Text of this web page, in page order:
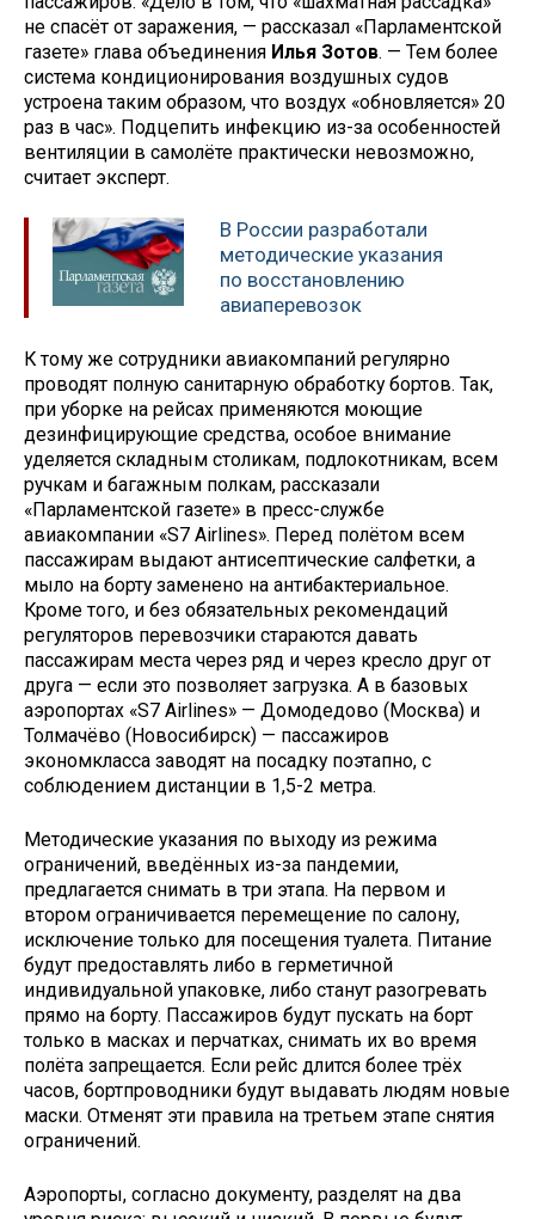
не спасёт от заражения, — рассказал «Парламентской
газете» глава объединения Илья Зотов. — Тем более
система кондиционирования воздушных судов
устроена таким образом, что воздух «обновляется» 20
раз в час». Подцепить инфекцию из-за особенностей
вентиляции в самолёте практически невозможно,
считает эксперт.
В России разработали
методические указания
по восстановлению
авиаперевозок
К тому же сотрудники авиакомпаний регулярно
проводят полную санитарную обработку бортов. Так,
при уборке на рейсах применяются моющие
дезинфицирующие средства, особое внимание
уделяется складным столикам, подлокотникам, всем
ручкам и багажным полкам, рассказали
«Парламентской газете» в пресс-службе
авиакомпании «S7 Airlines». Перед полётом всем
пассажирам выдают антисептические салфетки, а
мыло на борту заменено на антибактериальное.
Кроме того, и без обязательных рекомендаций
регуляторов перевозчики стараются давать
пассажирам места через ряд и через кресло друг от
друга — если это позволяет загрузка. А в базовых
аэропортах «S7 Airlines» — Домодедово (Москва) и
Толмачёво (Новосибирск) — пассажиров
экономкласса заводят на посадку поэтапно, с
соблюдением дистанции в 1,5-2 метра.
Методические указания по выходу из режима
ограничений, введённых из-за пандемии,
предлагается снимать в три этапа. На первом и
втором ограничивается перемещение по салону,
исключение только для посещения туалета. Питание
будут предоставлять либо в герметичной
индивидуальной упаковке, либо станут разогревать
прямо на борту. Пассажиров будут пускать на борт
только в масках и перчатках, снимать их во время
полёта запрещается. Если рейс длится более трёх
часов, бортпроводники будут выдавать людям новые
маски. Отменят эти правила на третьем этапе снятия
ограничений.
Аэропорты, согласно документу, разделят на два